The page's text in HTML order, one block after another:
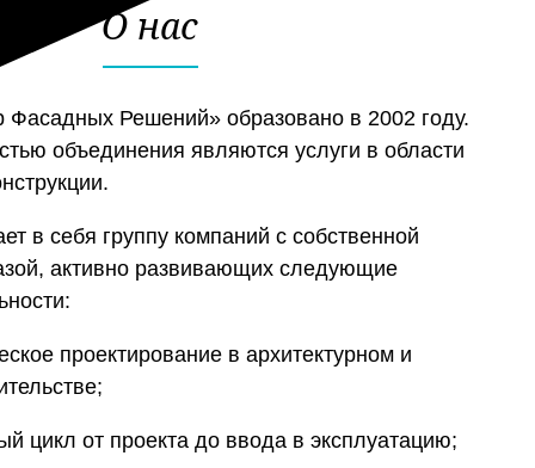
О нас
Решений» образовано в 2002 году.
объединения являются услуги в области
в себя группу компаний с собственной
активно развивающих следующие
проектирование в архитектурном и
цикл от проекта до ввода в эксплуатацию;